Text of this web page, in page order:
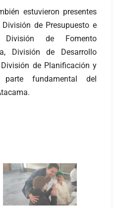
estuvieron presentes
de Presupuesto e
División de Fomento
División de Desarrollo
de Planificación y
parte fundamental del